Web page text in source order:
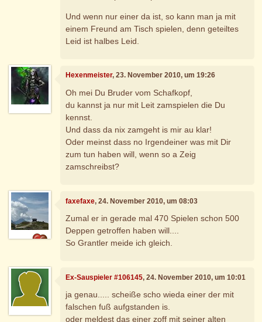
Und wenn nur einer da ist, so kann man ja mit
einem Freund am Tisch spielen, denn geteiltes
Leid ist halbes Leid.
Hexenmeister, 23. November 2010, um 19:26
Oh mei Du Bruder vom Schafkopf,
du kannst ja nur mit Leit zamspielen die Du
kennst.
Und dass da nix zamgeht is mir au klar!
Oder meinst dass no Irgendeiner was mit Dir
zum tun haben will, wenn so a Zeig
zamschreibst?
faxefaxe, 24. November 2010, um 08:03
Zumal er in gerade mal 470 Spielen schon 500
Deppen getroffen haben will....
So Grantler meide ich gleich.
Ex-Sauspieler #106145, 24. November 2010, um 10:01
ja genau..... scheiße scho wieda einer der mit
falschen fuß aufgstanden is.
oder meldest das einer zoff mit seiner alten